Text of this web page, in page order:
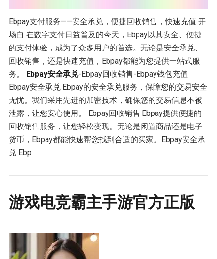
Ebpay支付服务——安全承兑，便捷回收销售，快速充值 开
场白 在数字支付日益普及的今天，Ebpay以其安全、便捷
的支付体验，成为了众多用户的首选。无论是安全承兑、
回收销售，还是快速充值，Ebpay都能为您提供一站式服
务。 Ebpay安全承兑-Ebpay回收销售-Ebpay钱包充值
Ebpay安全承兑 Ebpay的安全承兑服务，保障您的交易安全
无忧。我们采用先进的加密技术，确保您的交易信息不被
泄露，让您安心使用。 Ebpay回收销售 Ebpay提供便捷的
回收销售服务，让您轻松变现。无论是闲置商品还是电子
货币，Ebpay都能快速帮您找到合适的买家。Ebpay安全承
兑 Ebp
游戏电竞霸主手游官方正版